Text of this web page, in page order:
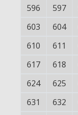
596
597
603
604
610
611
617
618
624
625
631
632